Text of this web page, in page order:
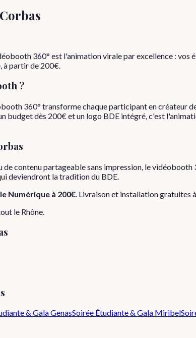
Corbas
360° est l'animation virale par excellence : vos
à partir de 200€.
?
360° transforme chaque participant en créateur
budget dès 200€ et un logo BDE intégré, c'est
contenu partageable sans impression, le
deviendront la tradition du BDE.
Numérique à 200€ . Livraison et installation gratuites à
le Rhône
& GalaGenasSoirée Étudiante & Gala Miribel